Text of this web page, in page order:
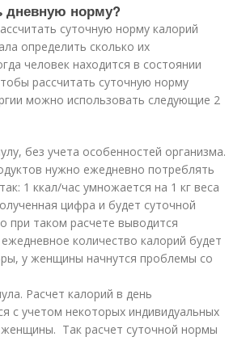
дневную норму?
суточную норму калорий
определить сколько их
человек находится в состоянии
рассчитать суточную норму
можно использовать следующие 2
без учета особенностей организма.
нужно ежедневно потреблять
1 ккал/час умножается на 1 кг веса
цифра и будет суточной
при таком расчете выводится
количество калорий будет
у женщины начнутся проблемы со
Расчет калорий в день
с учетом некоторых индивидуальных
Так расчет суточной нормы